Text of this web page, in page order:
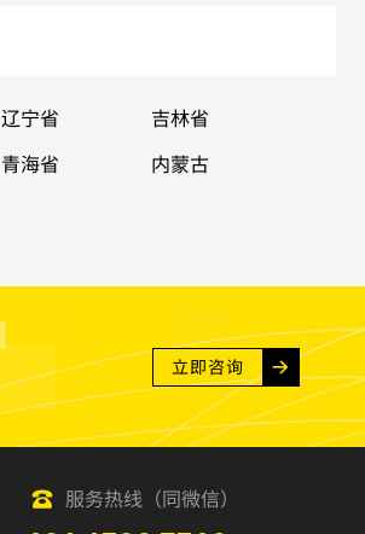
辽宁省
吉林省
青海省
内蒙古
立即咨询
服务热线（同微信）